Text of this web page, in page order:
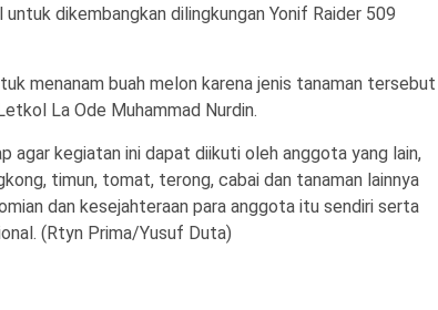
dikembangkan dilingkungan Yonif Raider 509
menanam buah melon karena jenis tanaman tersebut
La Ode Muhammad Nurdin.
agar kegiatan ini dapat diikuti oleh anggota yang lain,
timun, tomat, terong, cabai dan tanaman lainnya
dan kesejahteraan para anggota itu sendiri serta
(Rtyn Prima/Yusuf Duta)